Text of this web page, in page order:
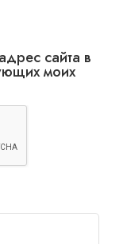
сайта в
моих